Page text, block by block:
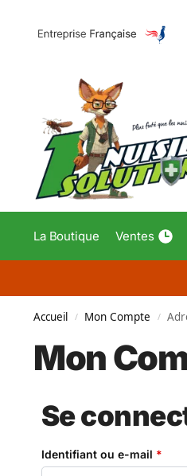
La Boutique Ventes
Accueil / Mon Compte /
Mon
Se
Identifiant ou e-mail *